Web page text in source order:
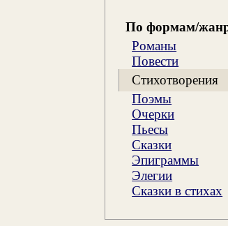
По формам/
Романы
Повести
Стихотворения
Поэмы
Очерки
Пьесы
Сказки
Эпиграммы
Элегии
Сказки в стихах